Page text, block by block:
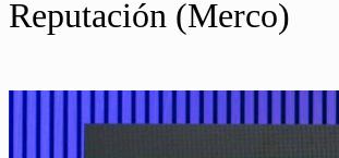
Reputación (Merco)